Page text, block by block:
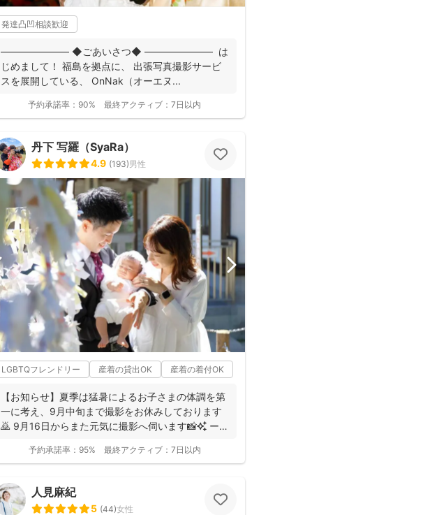
発達凸凹相談歓迎
――――――― ◆ごあいさつ◆ ――――――― は
じめまして！ 福島を拠点に、 出張写真撮影サービ
スを展開している、 OnNak（オーエヌ...
予約承諾率： 90% 最終アクティブ： 7日以内
丹下 写羅（SyaRa）
4.9 (193)男性
LGBTQフレンドリー 産着の貸出OK 産着の着付OK
【お知らせ】夏季は猛暑によるお子さまの体調を第
一に考え、9月中旬まで撮影をお休みしております
🙇 9月16日からまた元気に撮影へ伺います📸✨ ー
予約承諾率： 95% 最終アクティブ： 7日以内
人見麻紀
5 (44)女性